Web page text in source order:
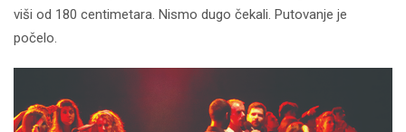
viši od 180 centimetara. Nismo dugo čekali. Putovanje je
počelo.